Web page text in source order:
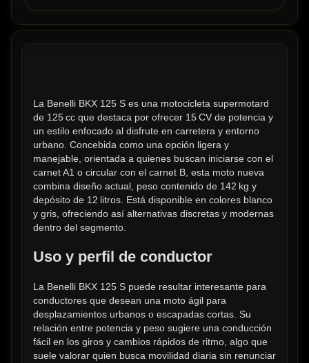
La Benelli BKX 125 S es una motocicleta supermotard
de 125 cc que destaca por ofrecer 15 CV de potencia y
un estilo enfocado al disfrute en carretera y entorno
urbano. Concebida como una opción ligera y
manejable, orientada a quienes buscan iniciarse con el
carnet A1 o circular con el carnet B, esta moto nueva
combina diseño actual, peso contenido de 142 kg y
depósito de 12 litros. Está disponible en colores blanco
y gris, ofreciendo así alternativas discretas y modernas
dentro del segmento.
Uso y perfil de conductor
La Benelli BKX 125 S puede resultar interesante para
conductores que desean una moto ágil para
desplazamientos urbanos o escapadas cortas. Su
relación entre potencia y peso sugiere una conducción
fácil en los giros y cambios rápidos de ritmo, algo que
suele valorar quien busca movilidad diaria sin renunciar